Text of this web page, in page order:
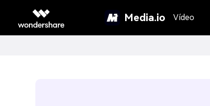
Media.io Vídeo